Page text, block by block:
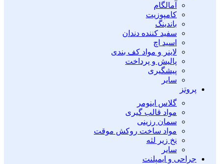
آمالگام
کامپوزیت
باندینگ
سفید کننده دندان
اسید اچ
لاینر و مواد کف بندی
پالیش و پرداخت
پیشگیری
سایر
پروتز
گلاس اینومر
مواد قالب گیری
سمان رزینی
مواد ساخت روکش موقت
نخ زیر لثه
سایر
جراحی و ایمپلنت